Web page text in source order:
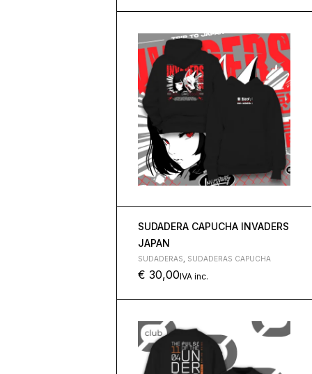
SUDADERA CAPUCHA INVADERS
JAPAN
SUDADERAS SUDADERAS CAPUCHA
€ 30,00IVA inc.